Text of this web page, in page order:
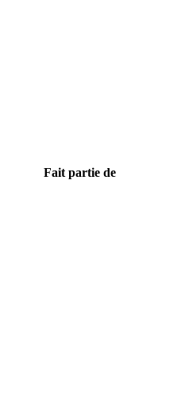
Fait partie de